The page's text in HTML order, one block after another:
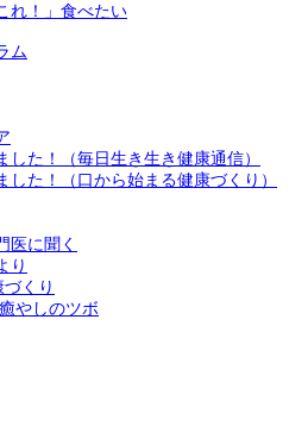
れ！」食べたい
ム
した！（毎日生き生き健康通信）
した！（口から始まる健康づくり）
医に聞く
り
くり
やしのツボ